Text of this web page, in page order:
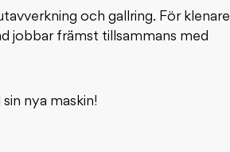
och gallring. För klenare
jobbar främst tillsammans med
nya maskin!